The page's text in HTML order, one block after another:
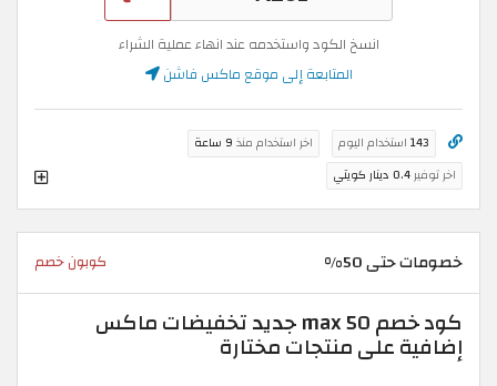
انسخ الكود واستخدمه عند انهاء عملية الشراء
المتابعة إلى موقع ماكس فاشن
143 استخدام اليوم اخر استخدام منذ 9 ساعة
اخر توفير0.4 دينار كويتي
خصومات حتى 50% كوبون خصم
كود خصم max 50 جديد تخفيضات ماكس
إضافية على منتجات مختارة